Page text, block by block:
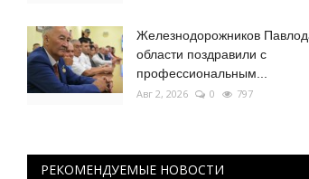
Железнодорожников
области поздравили с
профессиональным...
Авг 2, 2026 0 797
РЕКОМЕНДУЕМЫЕ НОВОСТИ